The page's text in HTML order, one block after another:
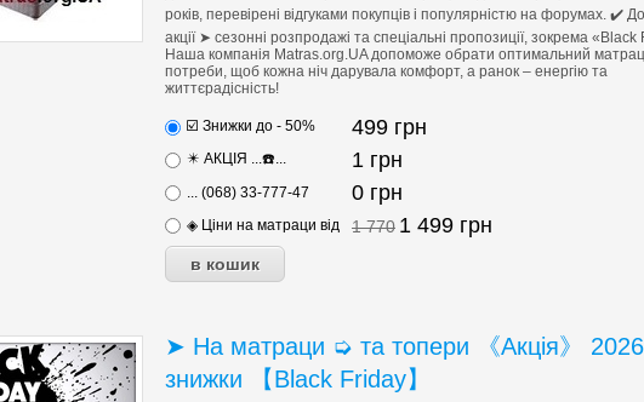
років, перевірені відгуками покупців і популярністю на форумах. ✔️
акції ➤ сезонні розпродажі та спеціальні пропозиції, зокрема «Black
Наша компанія Matras.org.UA допоможе обрати оптимальний матрац
потреби, щоб кожна ніч дарувала комфорт, а ранок – енергію та
життєрадісність!
☑️ Знижки до - 50% 499 грн
✴️ АКЦІЯ ...☎️... 1 грн
... (068) 33-777-47 0 грн
◈ Ціни на матраци від 1 770 1 499 грн
➤ На матраци ➭ та топери 《Акція》
знижки 【Black Friday】